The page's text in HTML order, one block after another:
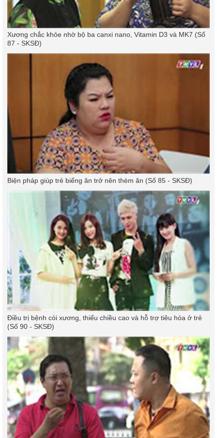
Xương chắc khỏe nhờ bộ ba canxi nano, Vitamin D3 và MK7 (Số
87 - SKSĐ)
Biện pháp giúp trẻ biếng ăn trở nên thèm ăn (Số 85 - SKSĐ)
Điều trị bệnh còi xương, thiếu chiều cao và hỗ trợ tiêu hóa ở trẻ
(Số 90 - SKSĐ)